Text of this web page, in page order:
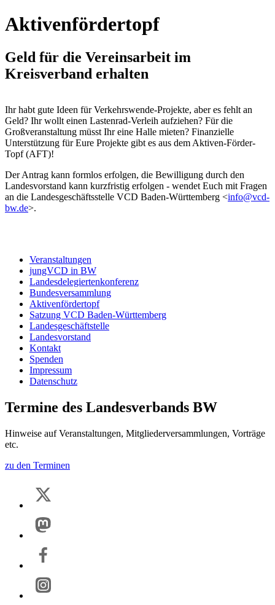
Aktivenfördertopf
Geld für die Vereinsarbeit im
Kreisverband erhalten
Ihr habt gute Ideen für Verkehrswende-Projekte, aber es fehlt an
Geld? Ihr wollt einen Lastenrad-Verleih aufziehen? Für die
Großveranstaltung müsst Ihr eine Halle mieten? Finanzielle
Unterstützung für Eure Projekte gibt es aus dem Aktiven-Förder-
Topf (AFT)!
Der Antrag kann formlos erfolgen, die Bewilligung durch den
Landesvorstand kann kurzfristig erfolgen - wendet Euch mit Fragen
an die Landesgeschäftsstelle VCD Baden-Württemberg <info@vcd-
bw.de>.
Veranstaltungen
jungVCD in BW
Landesdelegiertenkonferenz
Bundesversammlung
Aktivenfördertopf
Satzung VCD Baden-Württemberg
Landesgeschäftstelle
Landesvorstand
Kontakt
Spenden
Impressum
Datenschutz
Termine des Landesverbands BW
Hinweise auf Veranstaltungen, Mitgliederversammlungen, Vorträge
etc.
zu den Terminen